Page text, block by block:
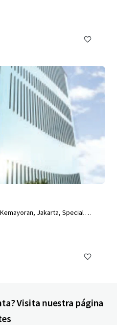
Jakarta, Special Ca
ID
Visita nuestra página